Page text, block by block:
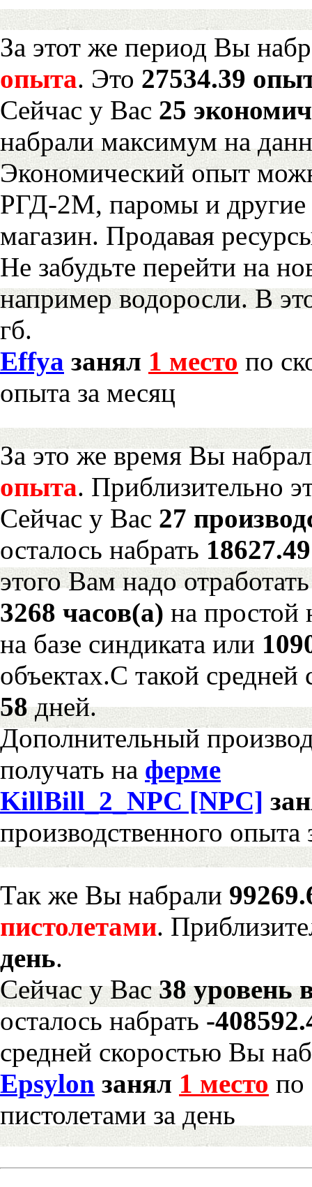
За этот же период Вы
опыта. Это 27534.39
Сейчас у Вас 25
набрали максимум на
Экономический опыт
РГД-2М, паромы и другие
магазин. Продавая
Не забудьте перейти на
например водоросли. В
гб.
Effya занял 1 место по
опыта за месяц
За это же время Вы
опыта. Приблизительно
Сейчас у Вас 27
осталось набрать
этого Вам надо отработать
3268 часов(а) на
на базе синдиката или
объектах.С такой
58дней.
Дополнительный
получать на ферме
KillBill_2_NPC [NPC]
производственного опыта
Так же Вы набрали
пистолетами.
день.
Сейчас у Вас38 уровень
осталось набрать -
средней скоростью Вы
Epsylon занял 1 место по
пистолетами за день